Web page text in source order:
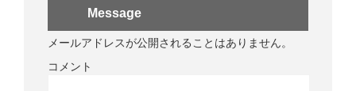
Message
メールアドレスが公開されることはありません。
コメント